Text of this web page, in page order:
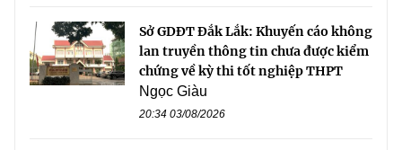
Sở GDĐT Đắk Lắk: Khuyến cáo không
lan truyền thông tin chưa được kiểm
chứng về kỳ thi tốt nghiệp THPT
Ngọc Giàu
20:34 03/08/2026